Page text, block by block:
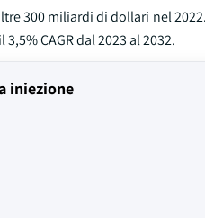
300 miliardi di dollari nel
CAGR dal 2023 al 2032.
iniezione